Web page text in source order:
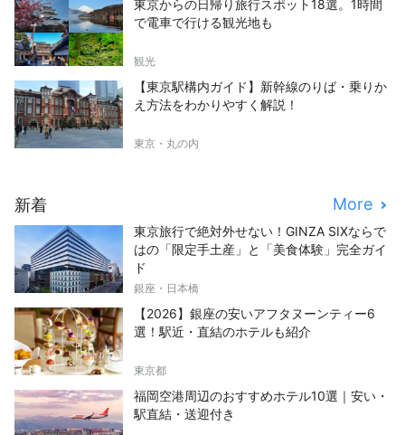
東京からの日帰り旅行スポット18選。1時間
で電車で行ける観光地も
観光
【東京駅構内ガイド】新幹線のりば・乗りか
え方法をわかりやすく解説！
東京・丸の内
新着 More
東京旅行で絶対外せない！GINZA SIXならで
はの「限定手土産」と「美食体験」完全ガイ
ド
銀座・日本橋
【2026】銀座の安いアフタヌーンティー6
選！駅近・直結のホテルも紹介
東京都
福岡空港周辺のおすすめホテル10選｜安い・
駅直結・送迎付き